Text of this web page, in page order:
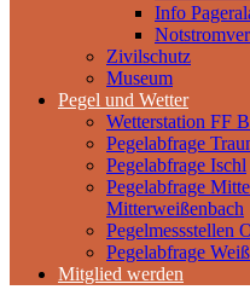
Info
Zivilschutz
Museum
Pegel und Wetter
Wetterstation FF
Pegelabfrage
Pegelabfrage Ischl
Pegelabfrage
Mitterweißenbach
Pegelmessstellen
Pegelabfrage
Mitglied werden